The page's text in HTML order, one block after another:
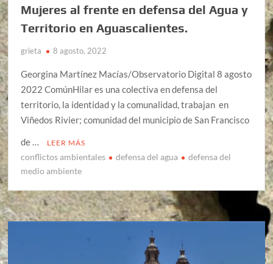
Mujeres al frente en defensa del Agua y
Territorio en Aguascalientes.
grieta 8 agosto, 2022
Georgina Martínez Macías/Observatorio Digital 8 agosto
2022 ComúnHilar es una colectiva en defensa del
territorio, la identidad y la comunalidad, trabajan en
Viñedos Rivier; comunidad del municipio de San Francisco
de …
LEER MÁS
conflictos ambientales defensa del agua
defensa del
medio ambiente